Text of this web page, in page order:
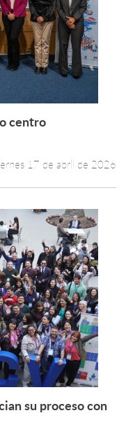
Leer más +
centro
17 de abril de 2026
Leer más +
su proceso con